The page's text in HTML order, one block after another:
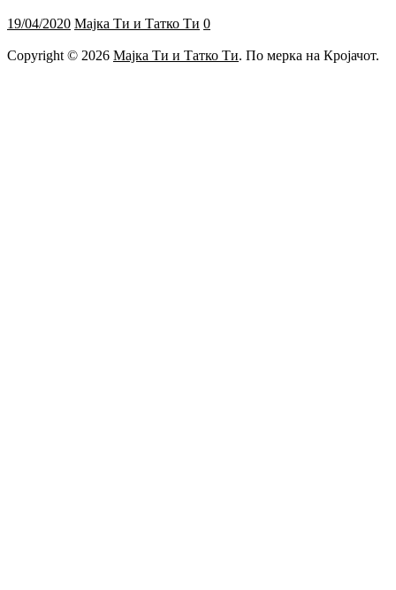
19/04/2020 Мајка Ти и Татко Ти 0
Copyright © 2026 Мајка Ти и Татко Ти. По мерка на Кројачот.